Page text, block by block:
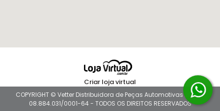
Criar loja virtual
COPYRIGHT © Vetter Distribuidora de Peças Automotivas 2026 -
08.884.031/0001-64 - TODOS OS DIREITOS RESERVADOS